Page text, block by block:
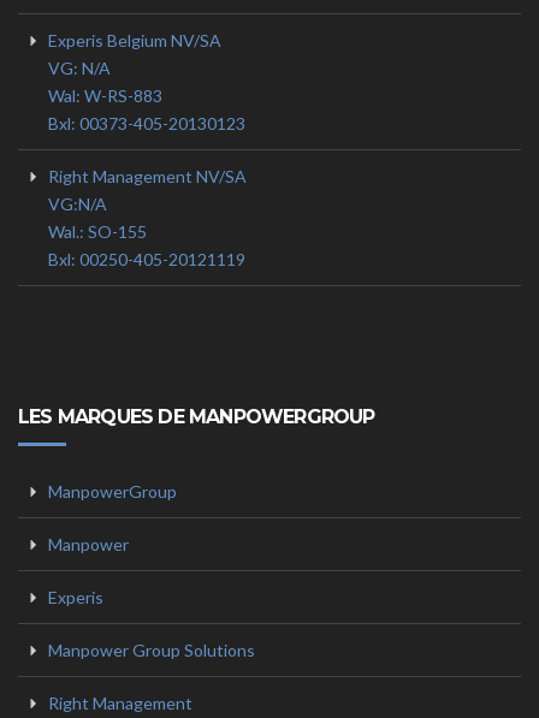
Experis Belgium NV/SA
VG: N/A
Wal: W-RS-883
Bxl: 00373-405-20130123
Right Management NV/SA
VG:N/A
Wal.: SO-155
Bxl: 00250-405-20121119
LES MARQUES DE MANPOWERGROUP
ManpowerGroup
Manpower
Experis
Manpower Group Solutions
Right Management